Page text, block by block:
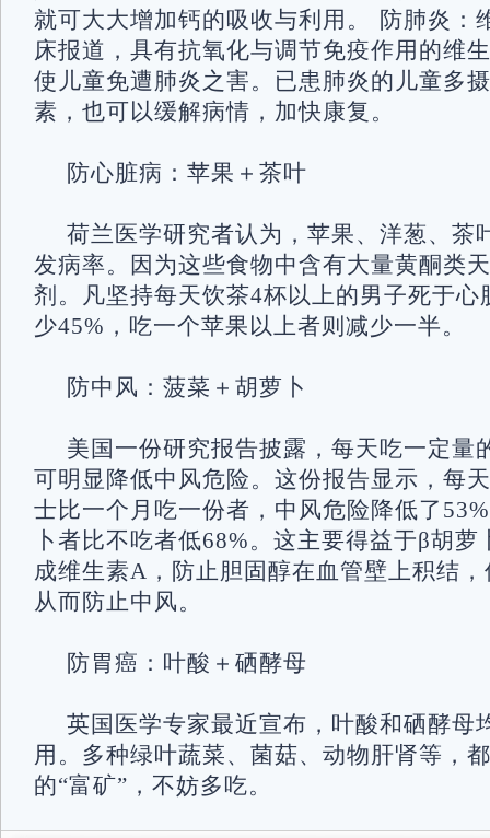
就可大大增加钙的吸收与利用。 防肺炎：
床报道，具有抗氧化与调节免疫作用的维
使儿童免遭肺炎之害。已患肺炎的儿童多
素，也可以缓解病情，加快康复。
防心脏病：苹果＋茶叶
荷兰医学研究者认为，苹果、洋葱、茶
发病率。因为这些食物中含有大量黄酮类
剂。凡坚持每天饮茶4杯以上的男子死于心
少45%，吃一个苹果以上者则减少一半。
防中风：菠菜＋胡萝卜
美国一份研究报告披露，每天吃一定量
可明显降低中风危险。这份报告显示，每
士比一个月吃一份者，中风危险降低了
卜者比不吃者低68%。这主要得益于β胡
成维生素A，防止胆固醇在血管壁上积结
从而防止中风。
防胃癌：叶酸＋硒酵母
英国医学专家最近宣布，叶酸和硒酵母
用。多种绿叶蔬菜、菌菇、动物肝肾等，
的“富矿”，不妨多吃。